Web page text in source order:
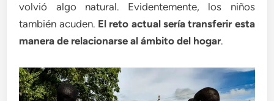
volvió algo natural. Evidentemente, los niños
también acuden. El reto actual sería transferir esta
manera de relacionarse al ámbito del hogar.